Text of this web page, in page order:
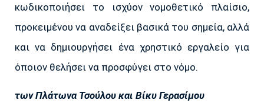
κωδικοποιήσει το ισχύον νομοθετικό πλαίσιο,
προκειμένου να αναδείξει βασικά του σημεία, αλλά
και να δημιουργήσει ένα χρηστικό εργαλείο για
όποιον θελήσει να προσφύγει στο νόμο.
των Πλάτωνα Τσούλου και Βίκυ Γερασίμου